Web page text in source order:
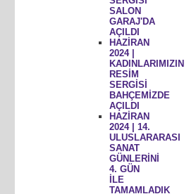
SALON
GARAJ'DA
AÇILDI
HAZİRAN
2024 |
KADINLARIMIZIN
RESİM
SERGİSİ
BAHÇEMİZDE
AÇILDI
HAZİRAN
2024 | 14.
ULUSLARARASI
SANAT
GÜNLERİNİ
4. GÜN
İLE
TAMAMLADIK